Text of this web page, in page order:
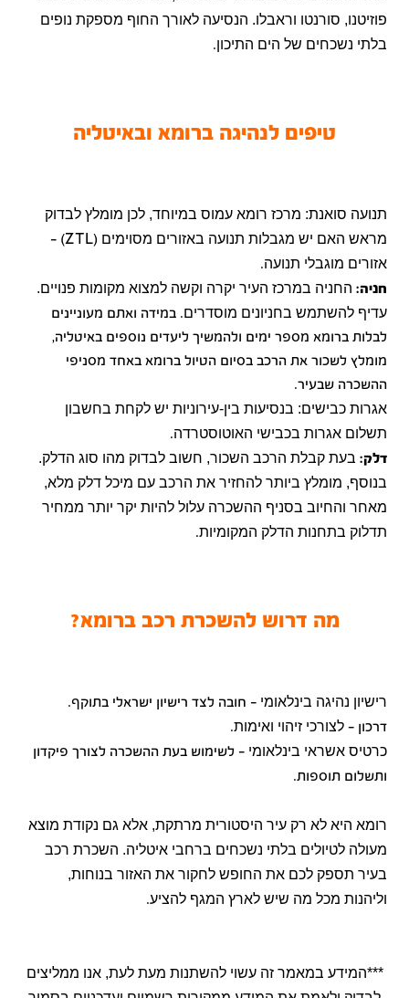
פוזיטנו, סורנטו וראבלו. הנסיעה לאורך החוף מספקת נופים
בלתי נשכחים של הים התיכון.
טיפים לנהיגה ברומא ובאיטליה
תנועה סואנת: מרכז רומא עמוס במיוחד, לכן מומלץ לבדוק
מראש האם יש מגבלות תנועה באזורים מסוימים (ZTL) -
אזורים מוגבלי תנועה.
חניה: החניה במרכז העיר יקרה וקשה למצוא מקומות פנויים.
עדיף להשתמש בחניונים מוסדרים. במידה ואתם מעוניינים
לבלות ברומא מספר ימים ולהמשיך ליעדים נוספים באיטליה,
מומלץ לשכור את הרכב בסיום הטיול ברומא באחד מסניפי
ההשכרה שבעיר.
אגרות כבישים: בנסיעות בין-עירוניות יש לקחת בחשבון
תשלום אגרות בכבישי האוטוסטרדה.
דלק: בעת קבלת הרכב השכור, חשוב לבדוק מהו סוג הדלק.
בנוסף, מומלץ ביותר להחזיר את הרכב עם מיכל דלק מלא,
מאחר והחיוב בסניף ההשכרה עלול להיות יקר יותר ממחיר
תדלוק בתחנות הדלק המקומיות.
מה דרוש להשכרת רכב ברומא?
רישיון נהיגה בינלאומי – חובה לצד רישיון ישראלי בתוקף.
דרכון – לצורכי זיהוי ואימות.
כרטיס אשראי בינלאומי – לשימוש בעת ההשכרה לצורך פיקדון
ותשלום תוספות.
רומא היא לא רק עיר היסטורית מרתקת, אלא גם נקודת מוצא
מעולה לטיולים בלתי נשכחים ברחבי איטליה. השכרת רכב
בעיר תספק לכם את החופש לחקור את האזור בנוחות,
וליהנות מכל מה שיש לארץ המגף להציע.
***המידע במאמר זה עשוי להשתנות מעת לעת, אנו ממליצים